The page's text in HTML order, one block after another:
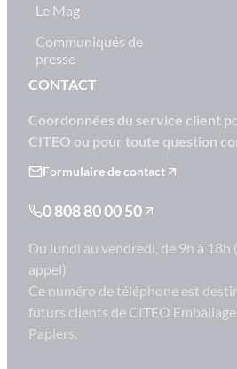
Le Mag
Communiqués de
presse
CONTACT
Coordonnées du service client
CITEO ou pour toute question
Formulaire de contact
0 808 80 00 50
Du lundi au vendredi, de 9h à
appel)
Ce numéro de téléphone est
futurs clients de CITEO
Papiers.